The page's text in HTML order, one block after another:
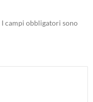
I campi obbligatori sono